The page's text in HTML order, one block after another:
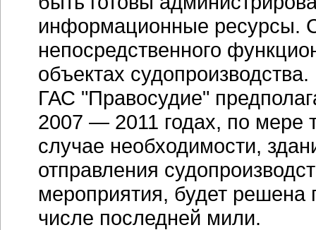
информационные ресурсы.
непосредственного
объектах
ГАС "Правосудие"
2007 — 2011 годах, по мере
случае необходимости,
отправления
мероприятия, будет решена
числе последней мили.